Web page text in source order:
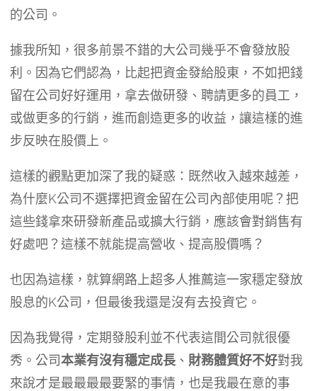
的公司。
據我所知，很多前景不錯的大公司幾乎不會發放股
利。因為它們認為，比起把資金發給股東，不如把錢
留在公司好好運用，拿去做研發、聘請更多的員工，
或做更多的行銷，進而創造更多的收益，讓這樣的進
步反映在股價上。
這樣的觀點更加深了我的疑惑：既然收入越來越差，
為什麼K公司不選擇把資金留在公司內部使用呢？把
這些錢拿來研發新產品或擴大行銷，應該會對銷售有
好處吧？這樣不就能提高營收、提高股價嗎？
也因為這樣，就算網路上超多人推薦這一家穩定發放
股息的K公司，但最後我還是沒有去投資它。
因為我覺得，定期發股利並不代表這間公司就很優
秀。公司本業有沒有穩定成長、 財務體質好不好對我
來說才是最最最最要緊的事情，也是我最在意的事